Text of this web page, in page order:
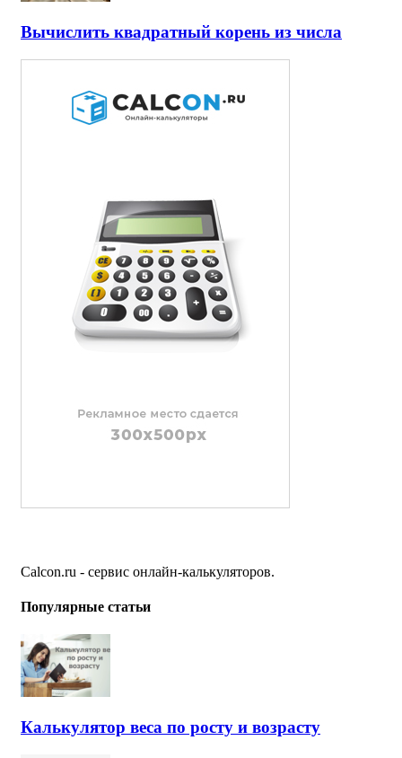
Вычислить квадратный корень из числа
Calcon.ru - сервис онлайн-калькуляторов.
Популярные статьи
Калькулятор веса по росту и возрасту